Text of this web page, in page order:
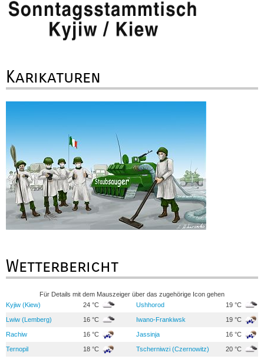
Karikaturen
Wetterbericht
Für Details mit dem Mauszeiger über das zugehörige Icon gehen
Kyjiw (Kiew)
24 °C Ushhorod 19 °C
Lwiw (Lemberg) 16 °C Iwano-Frankiwsk 19 °C
Rachiw 16 °C Jassinja 16 °C
Ternopil 18 °C Tscherniwzi (Czernowitz) 20 °C